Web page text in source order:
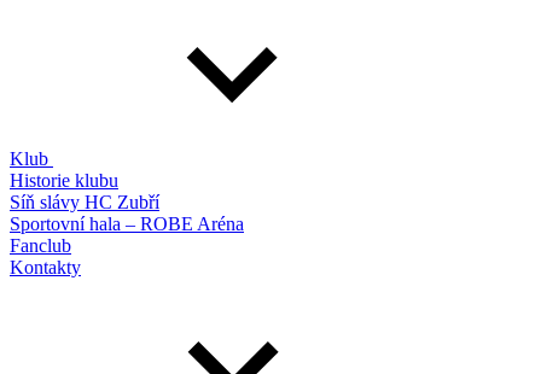
Klub
Historie klubu
Síň slávy HC Zubří
Sportovní hala – ROBE Aréna
Fanclub
Kontakty